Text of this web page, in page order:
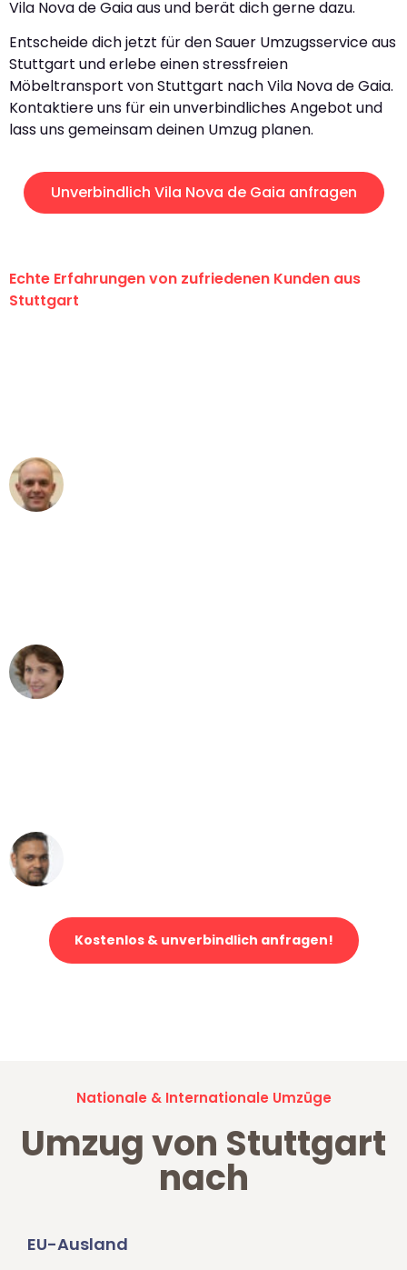
Vila Nova de Gaia aus und berät dich gerne dazu.
Entscheide dich jetzt für den Sauer Umzugsservice aus
Stuttgart und erlebe einen stressfreien
Möbeltransport von Stuttgart nach Vila Nova de Gaia.
Kontaktiere uns für ein unverbindliches Angebot und
lass uns gemeinsam deinen Umzug planen.
Unverbindlich Vila Nova de Gaia anfragen
Echte Erfahrungen von zufriedenen Kunden aus
Stuttgart
Kostenlos & unverbindlich anfragen!
Nationale & Internationale Umzüge
Umzug von Stuttgart
nach
EU-Ausland